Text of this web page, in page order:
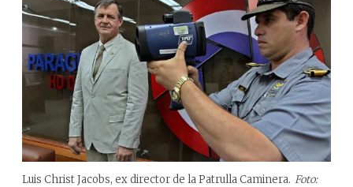
Luis Christ Jacobs, ex director de la Patrulla Caminera. Foto: